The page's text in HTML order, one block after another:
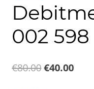
002 598
€80.00Le
€40.00Le